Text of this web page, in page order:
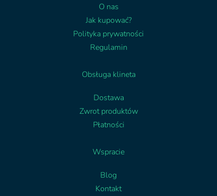
O nas
Jak kupować?
Polityka prywatności
Regulamin
Obsługa klineta
Dostawa
Zwrot produktów
Płatności
Wspracie
Blog
Kontakt